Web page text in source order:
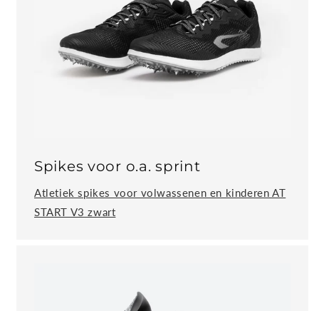
Spikes voor o.a. sprint
Atletiek spikes voor volwassenen en kinderen AT
START V3 zwart